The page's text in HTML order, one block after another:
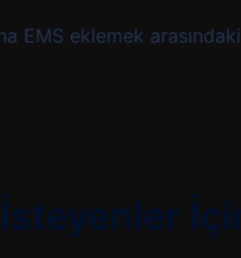
EMS eklemek